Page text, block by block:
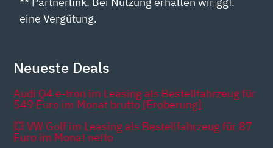
eine Vergütung.
Neueste Deals
Audi Q4 e-tron im Leasing als Bestellfahrzeug für
549 Euro im Monat brutto [Eroberung]
💥 VW Golf im Leasing als Bestellfahrzeug für 87
Euro im Monat netto